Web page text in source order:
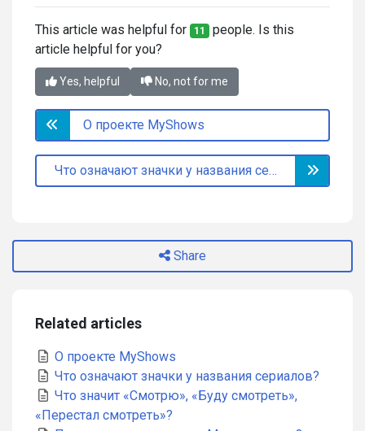
This article was helpful for 11 people. Is this
article helpful for you?
Yes, helpful No, not for me
О проекте MyShows
Что означают значки у названия сериалов?
Share
Related articles
О проекте MyShows
Что означают значки у названия сериалов?
Что значит «Смотрю», «Буду смотреть»,
«Перестал смотреть»?